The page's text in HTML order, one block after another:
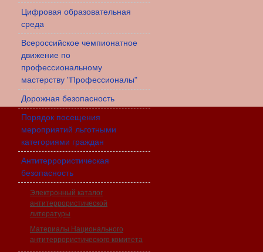
Цифровая образовательная
среда
Всероссийское чемпионатное
движение по
профессиональному
мастерству "Профессионалы"
Дорожная безопасность
Порядок посещения
мероприятий льготными
категориями граждан
Антитеррористическая
безопасность
Электронный каталог
антитеррористической
литературы
Материалы Национального
антитеррористического комитета